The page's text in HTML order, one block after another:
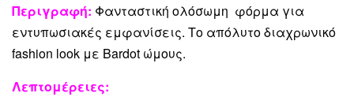
Περιγραφή: Φανταστική ολόσωμη φόρμα για
εντυπωσιακές εμφανίσεις. Το απόλυτο διαχρωνικό
fashion look με Bardot ώμους.
Λεπτομέρειες: